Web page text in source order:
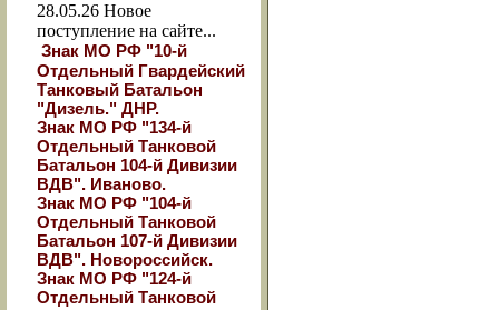
28.05.26 Новое
поступление на сайте...
Знак МО РФ "10-й
Отдельный Гвардейский
Танковый Батальон
"Дизель." ДНР.
Знак МО РФ "134-й
Отдельный Танковой
Батальон 104-й Дивизии
ВДВ". Иваново.
Знак МО РФ "104-й
Отдельный Танковой
Батальон 107-й Дивизии
ВДВ". Новороссийск.
Знак МО РФ "124-й
Отдельный Танковой